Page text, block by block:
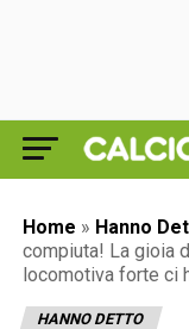
Home » Hanno
compiuta! La gioia
locomotiva forte ci
HANNO DETTO